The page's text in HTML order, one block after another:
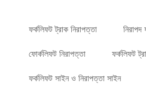
ফর্কলিফট ট্রাক নিরাপত্তা নিরাপদ
ফোর্কলিফট নিরাপত্তা ফর্কলিফট
ফর্কলিফট সাইন ও নিরাপত্তা সাইন